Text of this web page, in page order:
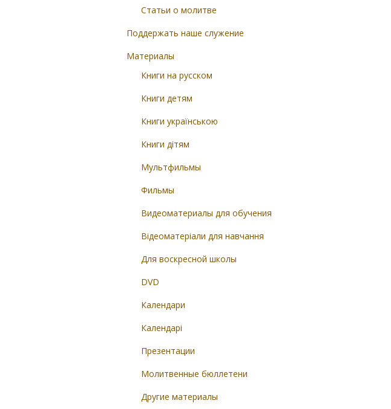
Статьи о молитве
Поддержать наше служение
Материалы
Книги на русском
Книги детям
Книги українською
Книги дітям
Мультфильмы
Фильмы
Видеоматериалы для обучения
Відеоматеріали для навчання
Для воскресной школы
DVD
Календари
Календарі
Презентации
Молитвенные бюллетени
Другие материалы